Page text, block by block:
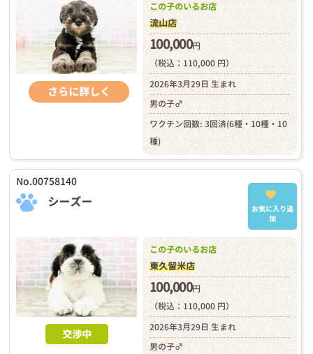
さらに詳しく
この子のいるお店
流山店
100,000円
（税込：110,000 円）
2026年3月29日 生まれ
男の子♂
ワクチン回数: 3回済(6種・10種・10
種)
No.00758140
シーズー
お気に入り追
加
交渉中
この子のいるお店
東久留米店
100,000円
（税込：110,000 円）
2026年3月29日 生まれ
男の子♂